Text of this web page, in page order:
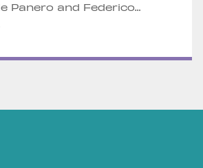
Panero and Federico